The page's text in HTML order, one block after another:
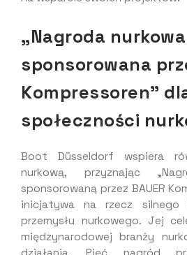
„Nagroda
sponsorowana
Kompressoren”
społeczności
Boot Düsseldorf wspiera
nurkową, przyznając
sponsorowaną przez BAUER
inicjatywa na rzecz silnego
przemysłu nurkowego. Jej
międzynarodowej branży